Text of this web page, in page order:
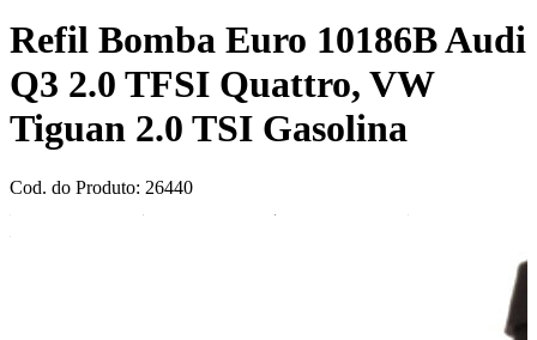
Refil Bomba Euro 10186B Audi
Q3 2.0 TFSI Quattro, VW
Tiguan 2.0 TSI Gasolina
Cod. do Produto: 26440